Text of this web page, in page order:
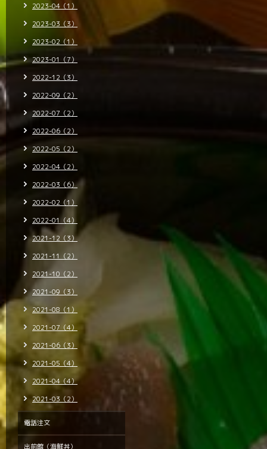
2023-04（1）
2023-03（3）
2023-02（1）
2023-01（7）
2022-12（3）
2022-09（2）
2022-07（2）
2022-06（2）
2022-05（2）
2022-04（2）
2022-03（6）
2022-02（1）
2022-01（4）
2021-12（3）
2021-11（2）
2021-10（2）
2021-09（3）
2021-08（1）
2021-07（4）
2021-06（3）
2021-05（4）
2021-04（4）
2021-03（2）
電話注文
出前館（海鮮丼）